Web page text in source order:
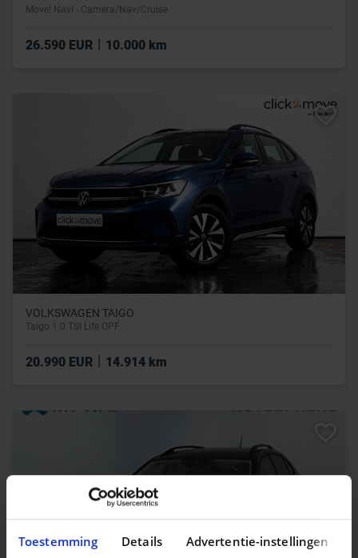
Toestemming Details Advertentie-instellingen
Move! Navi - Camera/Nav/Cruise
26.590 EUR | 10.000 km
VOLKSWAGEN TAIGO
Taigo 1.0 TSI Life OPF
20.990 EUR 14.914 km